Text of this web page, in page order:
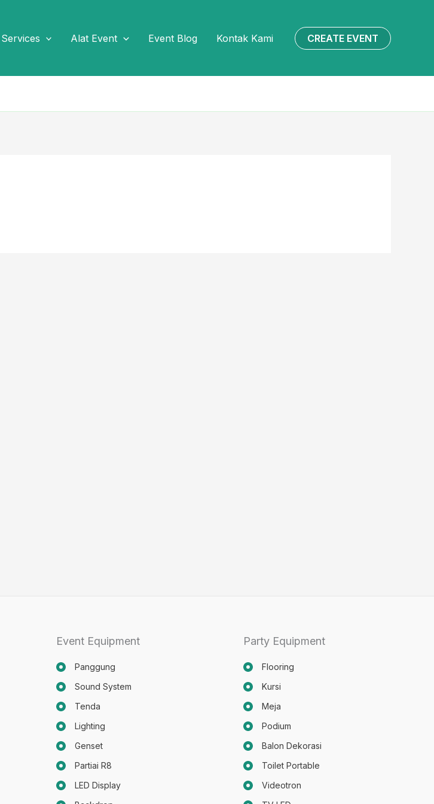
Services Alat Event Event Blog Kontak Kami CREATE EVENT
Event Equipment
Panggung
Sound System
Tenda
Lighting
Genset
Partiai R8
LED Display
Party Equipment
Flooring
Kursi
Meja
Podium
Balon Dekorasi
Toilet Portable
Videotron